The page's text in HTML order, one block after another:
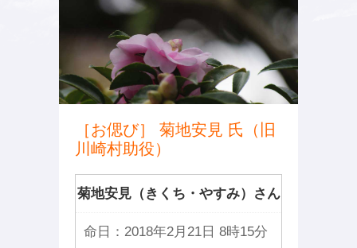
［お偲び］ 菊地安見 氏（旧
川崎村助役）
菊地安見（きくち・やすみ）さん
命日： 2018年2月21日 8時15分